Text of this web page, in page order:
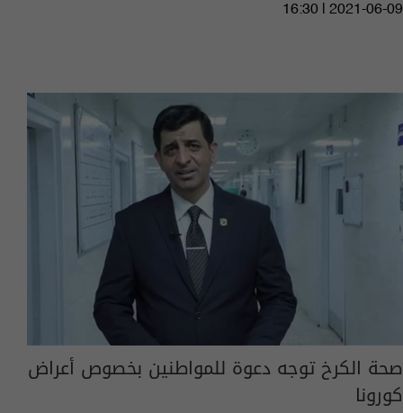
16:30 | 2021-06-09
صحة الكرخ توجه دعوة للمواطنين بخصوص أعراض
كورونا